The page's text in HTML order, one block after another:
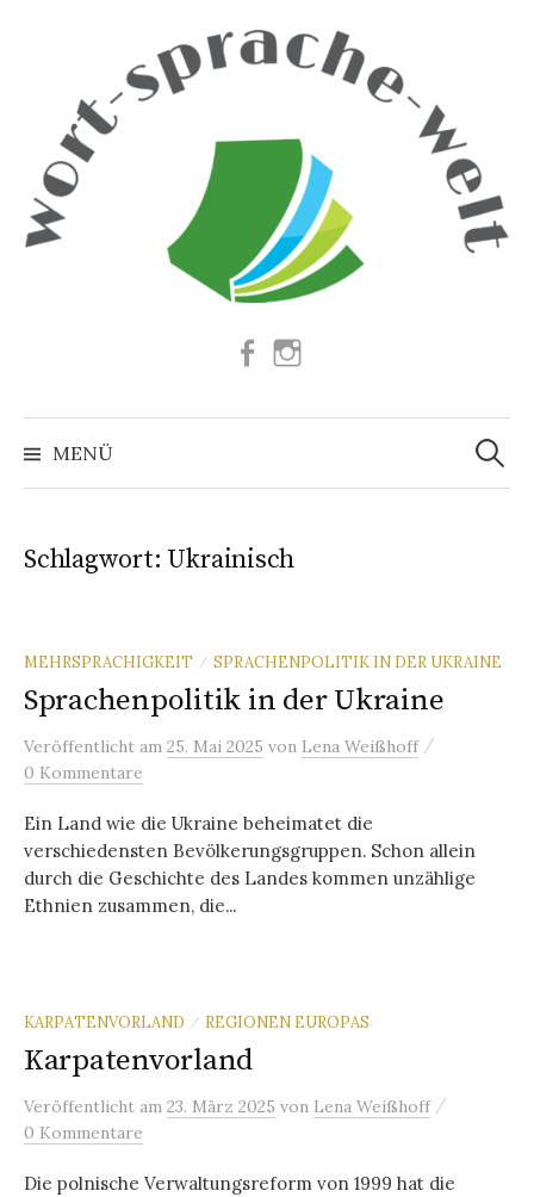
Facebook
MENÜ
Suchen
nach:
Schlagwort: Ukrainisch
MEHRSPRACHIGKEIT / SPRACHENPOLITIK IN DER UKRAINE
Sprachenpolitik in der Ukraine
Veröffentlicht am 25. Mai 2025 von Lena Weißhoff /
0 Kommentare
Ein Land wie die Ukraine beheimatet die
verschiedensten Bevölkerungsgruppen. Schon allein
durch die Geschichte des Landes kommen unzählige
Ethnien zusammen, die...
KARPATENVORLAND / REGIONEN EUROPAS
Karpatenvorland
Veröffentlicht am 23. März 2025 von Lena Weißhoff /
0 Kommentare
Die polnische Verwaltungsreform von 1999 hat die